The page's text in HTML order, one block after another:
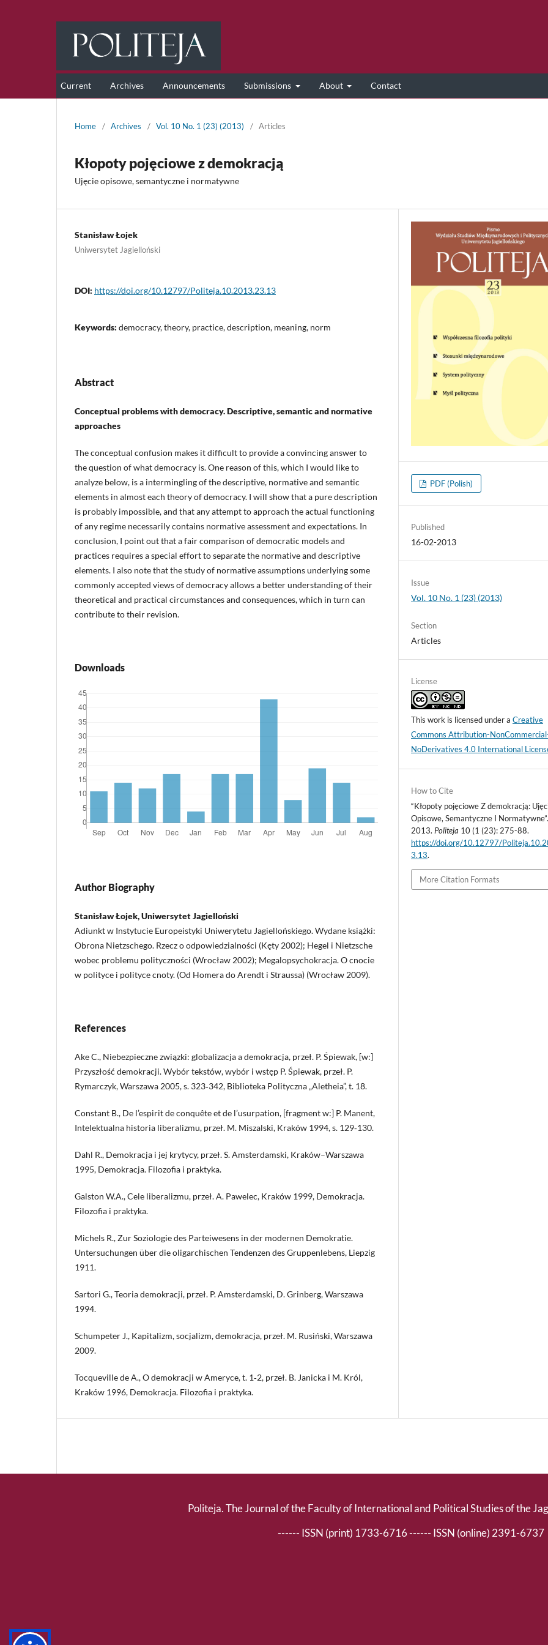
Current Archives Announcements Submissions About Contact
Home / Archives / Vol. 10 No. 1 (23) (2013) / Articles
Kłopoty pojęciowe z demokracją
Ujęcie opisowe, semantyczne i normatywne
Stanisław Łojek
Uniwersytet Jagielloński
DOI: https://doi.org/10.12797/Politeja.10.2013.23.13
Keywords: democracy, theory, practice, description, meaning, norm
Abstract
Conceptual problems with democracy. Descriptive, semantic and normative
approaches
The conceptual confusion makes it difficult to provide a convincing answer to
the question of what democracy is. One reason of this, which I would like to
analyze below, is a intermingling of the descriptive, normative and semantic
elements in almost each theory of democracy. I will show that a pure description
is probably impossible, and that any attempt to approach the actual functioning
of any regime necessarily contains normative assessment and expectations. In
conclusion, I point out that a fair comparison of democratic models and
practices requires a special effort to separate the normative and descriptive
elements. I also note that the study of normative assumptions underlying some
commonly accepted views of democracy allows a better understanding of their
theoretical and practical circumstances and consequences, which in turn can
contribute to their revision.
Downloads
Author Biography
Stanisław Łojek, Uniwersytet Jagielloński
Adiunkt w Instytucie Europeistyki Uniwerytetu Jagiellońskiego. Wydane książki:
Obrona Nietzschego. Rzecz o odpowiedzialności (Kęty 2002); Hegel i Nietzsche
wobec problemu polityczności (Wrocław 2002); Megalopsychokracja. O cnocie
w polityce i polityce cnoty. (Od Homera do Arendt i Straussa) (Wrocław 2009).
References
Ake C., Niebezpieczne związki: globalizacja a demokracja, przeł. P. Śpiewak, [w:]
Przyszłość demokracji. Wybór tekstów, wybór i wstęp P. Śpiewak, przeł. P.
Rymarczyk, Warszawa 2005, s. 323‑342, Biblioteka Polityczna „Aletheia”, t. 18.
Constant B., De l’espirit de conquête et de l’usurpation, [fragment w:] P. Manent,
Intelektualna historia liberalizmu, przeł. M. Miszalski, Kraków 1994, s. 129‑130.
Dahl R., Demokracja i jej krytycy, przeł. S. Amsterdamski, Kraków–Warszawa
1995, Demokracja. Filozofia i praktyka.
Galston W.A., Cele liberalizmu, przeł. A. Pawelec, Kraków 1999, Demokracja.
Filozofia i praktyka.
Michels R., Zur Soziologie des Parteiwesens in der modernen Demokratie.
Untersuchungen über die oligarchischen Tendenzen des Gruppenlebens, Liepzig
1911.
Sartori G., Teoria demokracji, przeł. P. Amsterdamski, D. Grinberg, Warszawa
1994.
Schumpeter J., Kapitalizm, socjalizm, demokracja, przeł. M. Rusiński, Warszawa
2009.
Tocqueville de A., O demokracji w Ameryce, t. 1‑2, przeł. B. Janicka i M. Król,
Kraków 1996, Demokracja. Filozofia i praktyka.
PDF (Polish)
Published
16-02-2013
Issue
Vol. 10 No. 1 (23) (2013)
Section
Articles
License
This work is licensed under aCreative
Commons Attribution-
NoDerivatives 4.0 International
How to Cite
“Kłopoty pojęciowe Z demokracją:
Opisowe, Semantyczne I Normatywne”.
2013. Politeja 10 (1 (23): 275-88.
https://doi.org/10.12797/
3.13.
More Citation Formats
Politeja. The Journal of the Faculty of International and Political Studies of the
------ ISSN (print) 1733-6716 ------ ISSN (online) 2391-6737